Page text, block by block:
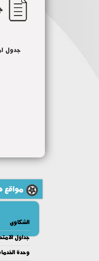
جدول
مواقع
الشكاوى
جداول
وحدة